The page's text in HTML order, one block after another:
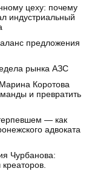
цеху: почему
индустриальный
предложения
рынка АЗС
Коротова
и превратить
— как
адвоката
Чурбанова: